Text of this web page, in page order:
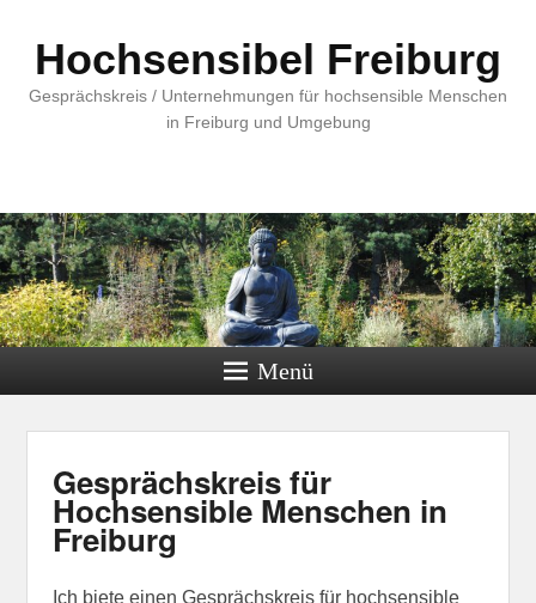
Hochsensibel Freiburg
Gesprächskreis / Unternehmungen für hochsensible Menschen
in Freiburg und Umgebung
Menü
Gesprächskreis für
Hochsensible Menschen in
Freiburg
Ich biete einen Gesprächskreis für hochsensible